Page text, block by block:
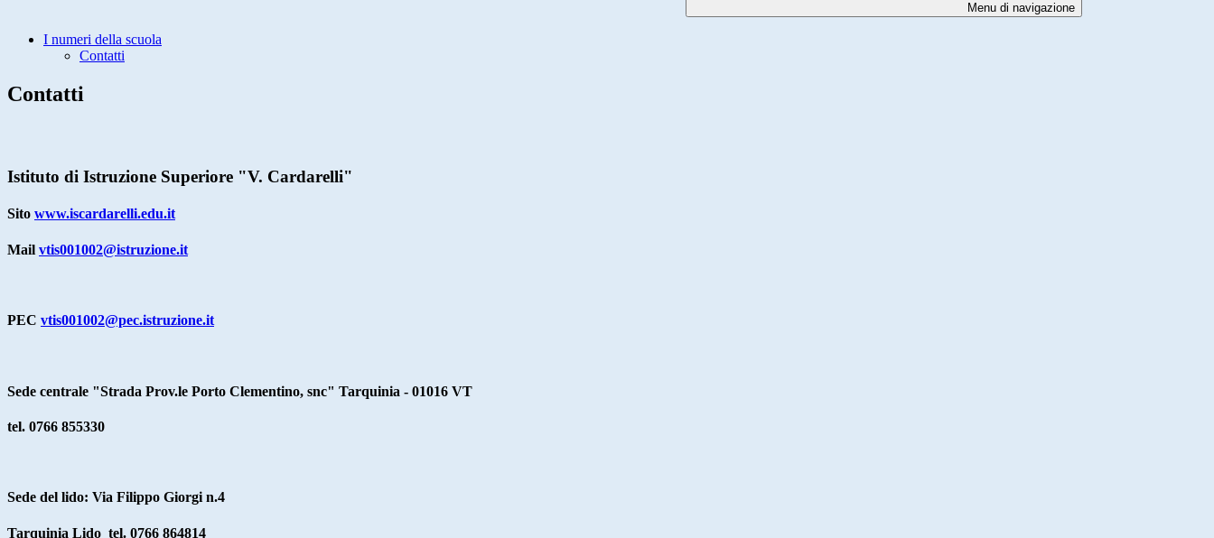
Menu di navigazione
I numeri della scuola
Contatti
Contatti
Istituto di Istruzione Superiore "V. Cardarelli"
Sito www.iscardarelli.edu.it
Mail vtis001002@istruzione.it
PEC vtis001002@pec.istruzione.it
Sede centrale "Strada Prov.le Porto Clementino, snc" Tarquinia - 01016 VT
tel. 0766 855330
Sede del lido: Via Filippo Giorgi n.4
Tarquinia Lido tel. 0766 864814